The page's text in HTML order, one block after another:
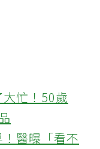
忙！50歲
醫曝「看不